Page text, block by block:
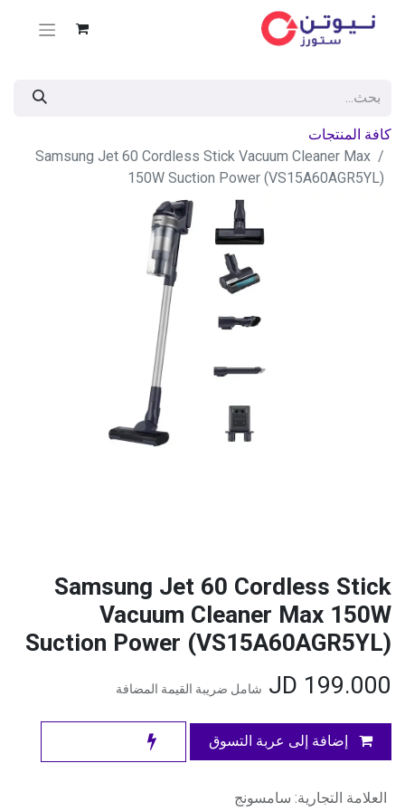
كافة المنتجات
Samsung Jet 60 Cordless Stick Vacuum Cleaner Max
150W Suction Power (VS15A60AGR5YL)
Samsung Jet 60 Cordless Stick
Vacuum Cleaner Max 150W
Suction Power (VS15A60AGR5YL)
199.000
شامل ضريبة القيمة المضافة
إضافة إلى عربة التسوق
العلامة التجارية: سامسونج